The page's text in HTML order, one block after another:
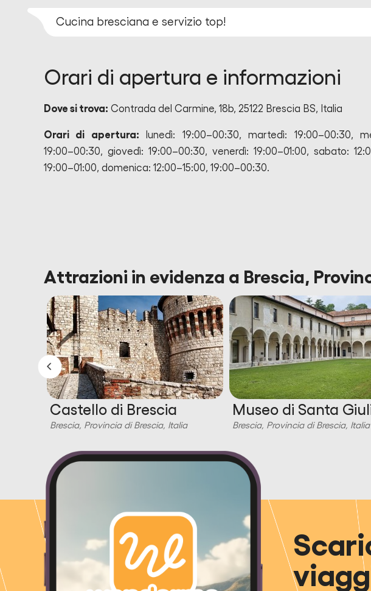
Cucina bresciana e servizio top!
Orari di apertura e informazioni
Dove si trova: Contrada del Carmine, 18b, 25122 Brescia BS, Italia
Orari di apertura: lunedì: 19:00–00:30, martedì: 19:00–00:30,
19:00–00:30, giovedì: 19:00–00:30, venerdì: 19:00–01:00, sabato:
19:00–01:00, domenica: 12:00–15:00, 19:00–00:30.
Attrazioni in evidenza a Brescia,
Castello di Brescia
Brescia, Provincia di Brescia, Italia
Museo di Santa
Brescia, Provincia di Brescia, Italia